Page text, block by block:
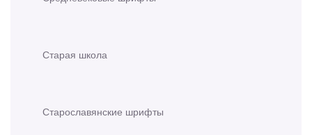
Старая школа
Старославянские шрифты